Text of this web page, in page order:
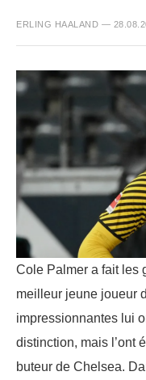
ERLING HAALAND —
Cole Palmer a fait les
meilleur jeune joueur
impressionnantes lui
distinction, mais l’ont
buteur de Chelsea.